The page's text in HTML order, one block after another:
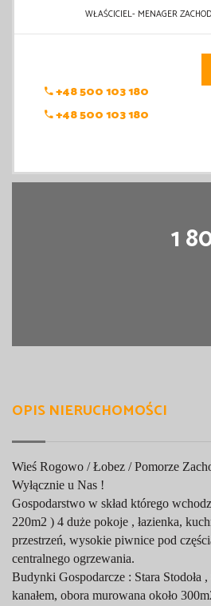
WŁAŚCICIEL- MENAGER
+48 500 103 180
+48 500 103 180
1
OPIS NIERUCHOMOŚCI
Wieś Rogowo / Łobez / Pomorze
Wyłącznie u Nas !
Gospodarstwo w skład którego
220m2 ) 4 duże pokoje , łazienka,
przestrzeń, wysokie piwnice pod
centralnego ogrzewania.
Budynki Gospodarcze : Stara Stodoła
kanałem, obora murowana około